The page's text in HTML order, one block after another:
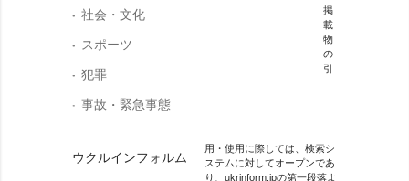
社会・文化
スポーツ
犯罪
事故・緊急事態
ウクルインフォルム
掲
載
物
の
引
用・使用に際しては、検索シ
ステムに対してオープンであ
り、ukrinform.jpの第一段落よ